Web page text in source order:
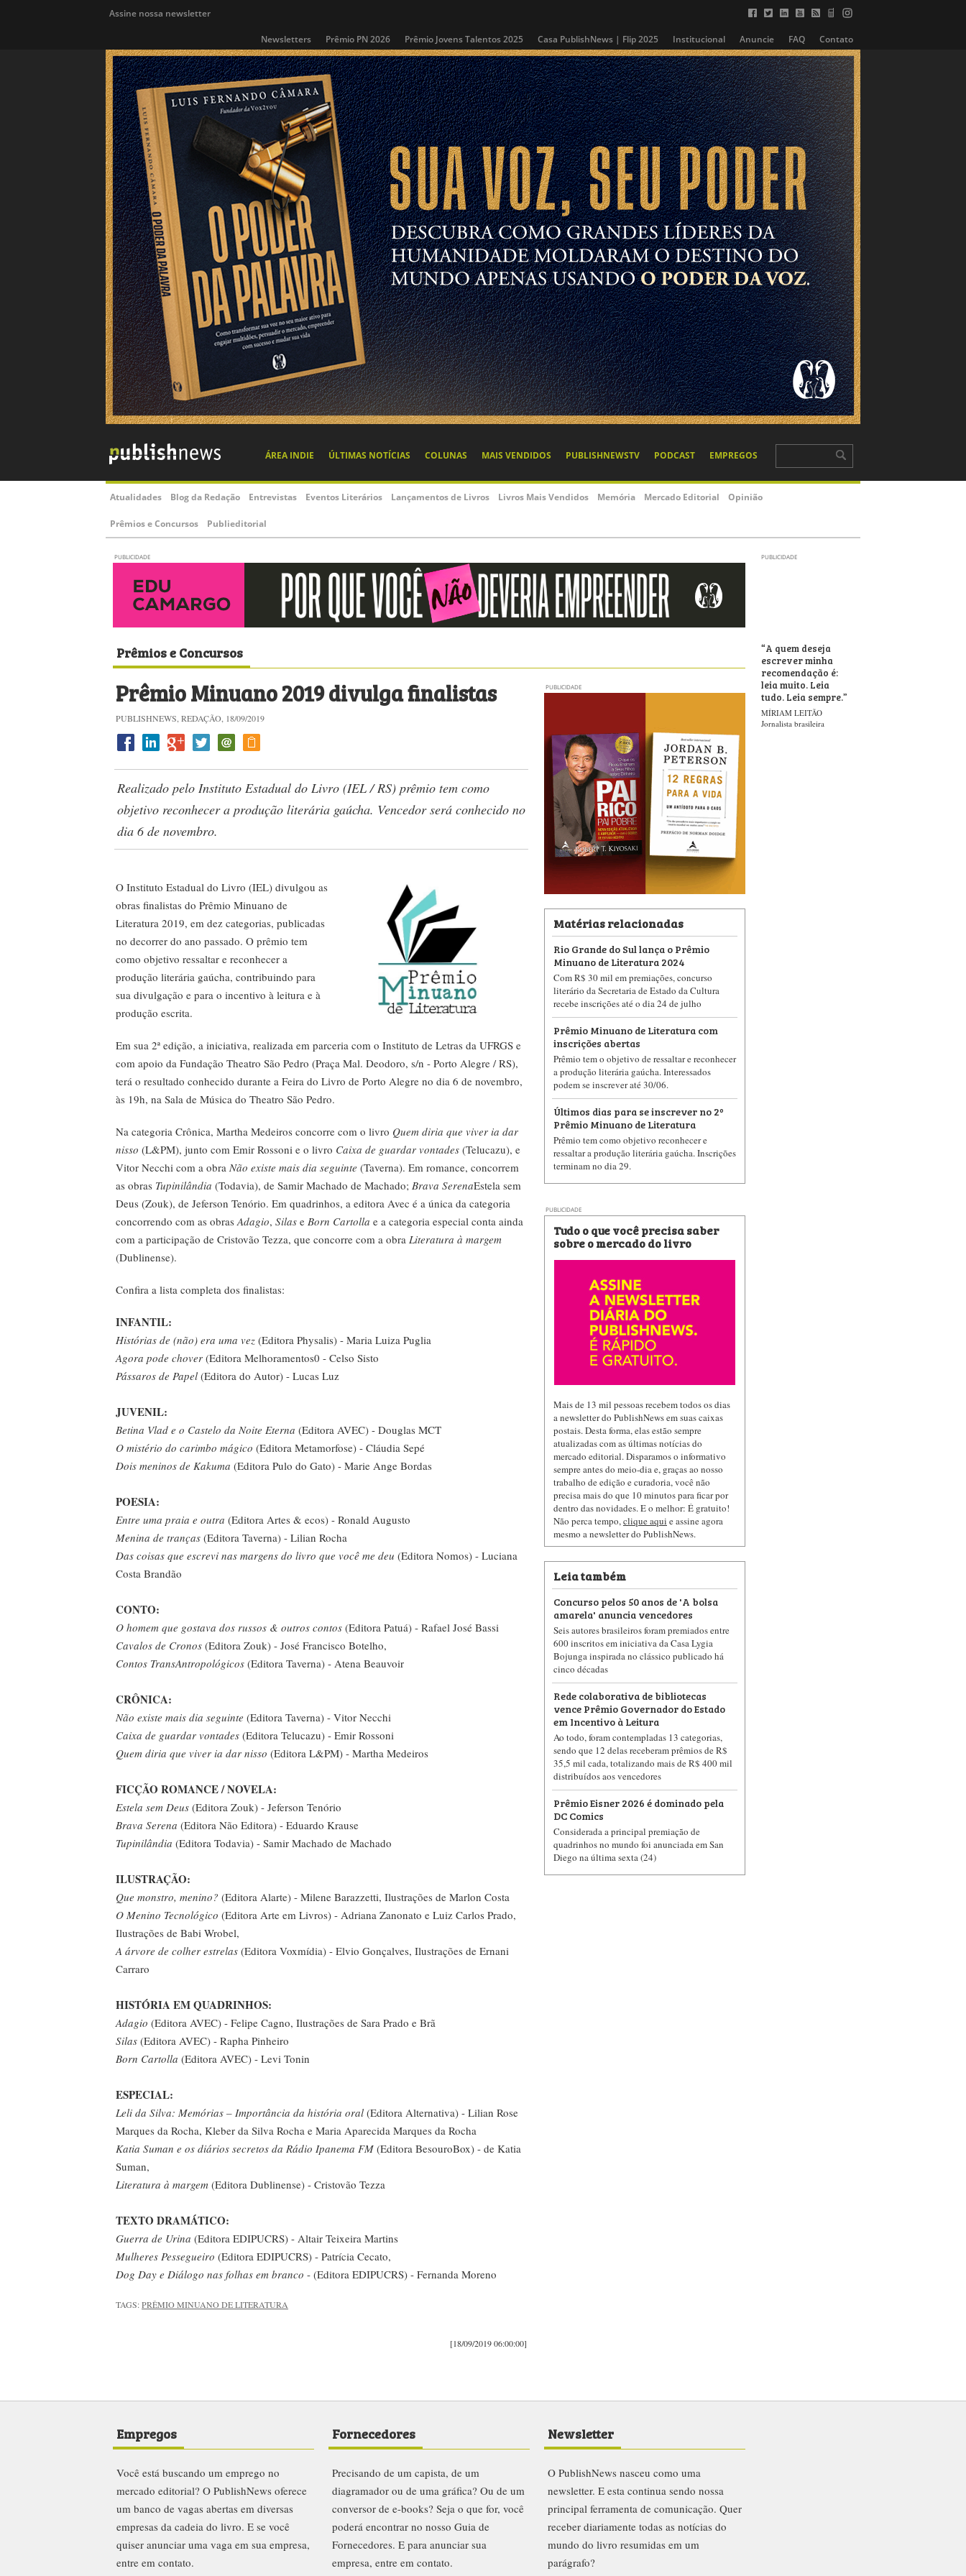
Assine nossa newsletter
Newsletters Prêmio PN 2026 Prêmio Jovens Talentos 2025 Casa PublishNews | Flip 2025 Institucional Anuncie FAQ Contato
ÁREA INDIE ÚLTIMAS NOTÍCIAS COLUNAS MAIS VENDIDOS PUBLISHNEWSTV PODCAST EMPREGOS
Atualidades Blog da Redação Entrevistas Eventos Literários Lançamentos de Livros Livros Mais Vendidos Memória Mercado Editorial Opinião
Prêmios e Concursos Publieditorial
PUBLICIDADE PUBLICIDADE
Prêmios e Concursos
Prêmio Minuano 2019 divulga finalistas
PUBLISHNEWS, REDAÇÃO, 18/09/2019
Realizado pelo Instituto Estadual do Livro (IEL / RS) prêmio tem como
objetivo reconhecer a produção literária gaúcha. Vencedor será conhecido no
dia 6 de novembro.
O Instituto Estadual do Livro (IEL) divulgou as
obras finalistas do Prêmio Minuano de
Literatura 2019, em dez categorias, publicadas
no decorrer do ano passado. O prêmio tem
como objetivo ressaltar e reconhecer a
produção literária gaúcha, contribuindo para
sua divulgação e para o incentivo à leitura e à
produção escrita.
Em sua 2ª edição, a iniciativa, realizada em parceria com o Instituto de Letras da UFRGS e
com apoio da Fundação Theatro São Pedro (Praça Mal. Deodoro, s/n - Porto Alegre / RS),
terá o resultado conhecido durante a Feira do Livro de Porto Alegre no dia 6 de novembro,
às 19h, na Sala de Música do Theatro São Pedro.
Na categoria Crônica, Martha Medeiros concorre com o livro Quem diria que viver ia dar
nisso (L&PM), junto com Emir Rossoni e o livro Caixa de guardar vontades (Telucazu), e
Vitor Necchi com a obra Não existe mais dia seguinte (Taverna). Em romance, concorrem
as obras Tupinilândia (Todavia), de Samir Machado de Machado; Brava SerenaEstela sem
Deus (Zouk), de Jeferson Tenório. Em quadrinhos, a editora Avec é a única da categoria
concorrendo com as obrasAdagio, Silas e Born Cartolla e a categoria especial conta ainda
com a participação de Cristovão Tezza, que concorre com a obra Literatura à margem
(Dublinense).
Confira a lista completa dos finalistas:
INFANTIL:
Histórias de (não) era uma vez (Editora Physalis) - Maria Luiza Puglia
Agora pode chover (Editora Melhoramentos0 - Celso Sisto
Pássaros de Papel (Editora do Autor) - Lucas Luz
JUVENIL:
Betina Vlad e o Castelo da Noite Eterna (Editora AVEC) - Douglas MCT
O mistério do carimbo mágico (Editora Metamorfose) - Cláudia Sepé
Dois meninos de Kakuma (Editora Pulo do Gato) - Marie Ange Bordas
POESIA:
Entre uma praia e outra (Editora Artes & ecos) - Ronald Augusto
Menina de tranças (Editora Taverna) - Lilian Rocha
Das coisas que escrevi nas margens do livro que você me deu (Editora Nomos) - Luciana
Costa Brandão
CONTO:
O homem que gostava dos russos & outros contos (Editora Patuá) - Rafael José Bassi
Cavalos de Cronos (Editora Zouk) - José Francisco Botelho,
Contos TransAntropológicos (Editora Taverna) - Atena Beauvoir
CRÔNICA:
Não existe mais dia seguinte (Editora Taverna) - Vitor Necchi
Caixa de guardar vontades (Editora Telucazu) - Emir Rossoni
Quem diria que viver ia dar nisso (Editora L&PM) - Martha Medeiros
FICÇÃO ROMANCE / NOVELA:
Estela sem Deus (Editora Zouk) - Jeferson Tenório
Brava Serena (Editora Não Editora) - Eduardo Krause
Tupinilândia (Editora Todavia) - Samir Machado de Machado
ILUSTRAÇÃO:
Que monstro, menino? (Editora Alarte) - Milene Barazzetti, Ilustrações de Marlon Costa
O Menino Tecnológico (Editora Arte em Livros) - Adriana Zanonato e Luiz Carlos Prado,
Ilustrações de Babi Wrobel,
A árvore de colher estrelas (Editora Voxmídia) - Elvio Gonçalves, Ilustrações de Ernani
Carraro
HISTÓRIAEMQUADRINHOS:
Adagio (Editora AVEC) - Felipe Cagno, Ilustrações de Sara Prado e Brã
Silas (Editora AVEC) - Rapha Pinheiro
Born Cartolla (Editora AVEC) - Levi Tonin
ESPECIAL:
Leli da Silva: Memórias – Importância da história oral (Editora Alternativa) - Lilian Rose
Marques da Rocha, Kleber da Silva Rocha e Maria Aparecida Marques da Rocha
Katia Suman e os diários secretos da Rádio Ipanema FM (Editora BesouroBox) - de Katia
Suman,
Literatura à margem (Editora Dublinense) - Cristovão Tezza
TEXTO DRAMÁTICO:
Guerra de Urina (Editora EDIPUCRS) - Altair Teixeira Martins
Mulheres Pessegueiro (Editora EDIPUCRS) - Patrícia Cecato,
Dog Day e Diálogo nas folhas em branco - (Editora EDIPUCRS) - Fernanda Moreno
TAGS:PRÊMIO MINUANO DE LITERATURA
[18/09/2019 06:00:00]
PUBLICIDADE
Matérias relacionadas
Rio Grande do Sul lança o Prêmio
Minuano de Literatura 2024
Com R$ 30 mil em premiações, concurso
literário da Secretaria de Estado da Cultura
recebe inscrições até o dia 24 de julho
Prêmio Minuano de Literatura com
inscrições abertas
Prêmio tem o objetivo de ressaltar e reconhecer
a produção literária gaúcha. Interessados
podem se inscrever até 30/06.
Últimos dias para se inscrever no 2º
Prêmio Minuano de Literatura
Prêmio tem como objetivo reconhecer e
ressaltar a produção literária gaúcha. Inscrições
terminam no dia 29.
PUBLICIDADE
Tudo o que você precisa saber
sobre o mercado do livro
Mais de 13 mil pessoas recebem todos os dias
a newsletter do PublishNews em suas caixas
postais. Desta forma, elas estão sempre
atualizadas com as últimas notícias do
mercado editorial. Disparamos o informativo
sempre antes do meio-dia e, graças ao nosso
trabalho de edição e curadoria, você não
precisa mais do que 10 minutos para ficar por
dentro das novidades. E o melhor: É gratuito!
Não perca tempo,clique aqui e assine agora
mesmo a newsletter do PublishNews.
Leia também
Concurso pelos 50 anos de 'A bolsa
amarela' anuncia vencedores
Seis autores brasileiros foram premiados entre
600 inscritos em iniciativa da Casa Lygia
Bojunga inspirada no clássico publicado há
cinco décadas
Rede colaborativa de bibliotecas
vence Prêmio Governador do Estado
em Incentivo à Leitura
Ao todo, foram contempladas 13 categorias,
sendo que 12 delas receberam prêmios de R$
35,5 mil cada, totalizando mais de R$ 400 mil
distribuídos aos vencedores
Prêmio Eisner 2026 é dominado pela
DC Comics
Considerada a principal premiação de
quadrinhos no mundo foi anunciada em San
Diego na última sexta (24)
“A quem deseja
escrever minha
recomendação é:
leia muito. Leia
tudo. Leia sempre.”
MÍRIAM LEITÃO
Jornalista brasileira
Empregos
Você está buscando um emprego no
mercado editorial? O PublishNews oferece
um banco de vagas abertas em diversas
empresas da cadeia do livro. E se você
quiser anunciar uma vaga em sua empresa,
entre em contato.
Fornecedores
Precisando de um capista, de um
diagramador ou de uma gráfica? Ou de um
conversor de e-books? Seja o que for, você
poderá encontrar no nosso Guia de
Fornecedores. E para anunciar sua
empresa, entre em contato.
Newsletter
O PublishNews nasceu como uma
newsletter. E esta continua sendo nossa
principal ferramenta de comunicação. Quer
receber diariamente todas as notícias do
mundo do livro resumidas em um
parágrafo?